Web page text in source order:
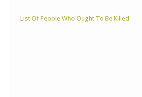
List Of People Who Ought To Be Killed